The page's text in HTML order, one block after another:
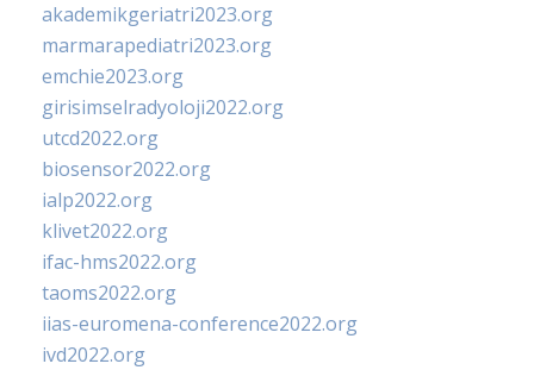
akademikgeriatri2023.org
marmarapediatri2023.org
emchie2023.org
girisimselradyoloji2022.org
utcd2022.org
biosensor2022.org
ialp2022.org
klivet2022.org
ifac-hms2022.org
taoms2022.org
iias-euromena-conference2022.org
ivd2022.org